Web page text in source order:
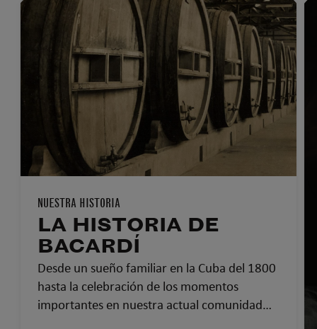
NUESTRA HISTORIA
LA HISTORIA DE
BACARDÍ
Desde un sueño familiar en la Cuba del 1800
hasta la celebración de los momentos
importantes en nuestra actual comunidad